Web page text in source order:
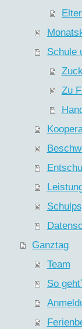
Schule
Zu
Ganztag
Team
So